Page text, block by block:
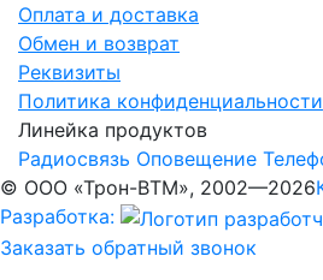
Оплата и доставка
Обмен и возврат
Реквизиты
Политика конфиденциальности
Линейка продуктов
Радиосвязь Оповещение
© ООО «Трон-ВТМ», 2002—2026
Разработка:
Заказать обратный звонок